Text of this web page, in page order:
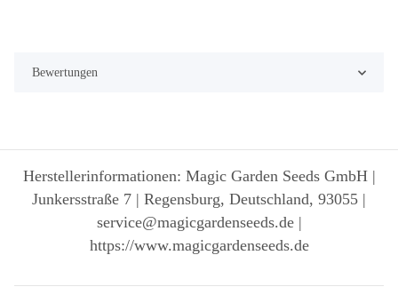
Bewertungen
Herstellerinformationen: Magic Garden Seeds GmbH |
Junkersstraße 7 | Regensburg, Deutschland, 93055 |
service@magicgardenseeds.de |
https://www.magicgardenseeds.de